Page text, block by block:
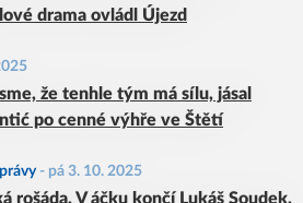
drama ovládl Újezd
že tenhle tým má sílu, jásal
po cenné výhře ve Štětí
- pá 3. 10. 2025
rošáda. V áčku končí Lukáš Soudek,